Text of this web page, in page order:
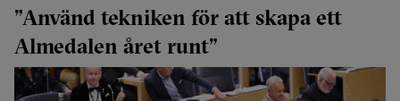
”Använd tekniken för att skapa ett
Almedalen året runt”